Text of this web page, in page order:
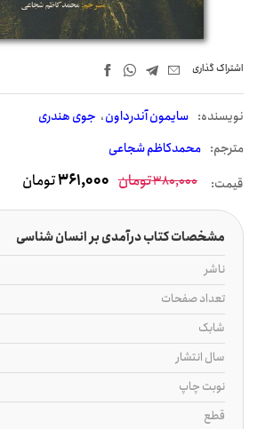
اشتراک‌ گذاری
نويسنده: سایمون آندرداون جوی هندری
مترجم: محمدکاظم شجاعی
قیمت: 380,000تومان 361,000تومان
مشخصات کتاب درآمدی بر انسان شناسی
ناشر
تعداد صفحات
شابک
سال انتشار
نوبت چاپ
قطع